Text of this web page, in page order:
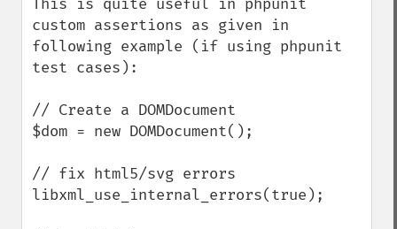
This is quite useful in phpunit
custom assertions as given in
following example (if using phpunit
test cases):
// Create a DOMDocument
$dom = new DOMDocument();
// fix html5/svg errors
libxml_use_internal_errors(true);